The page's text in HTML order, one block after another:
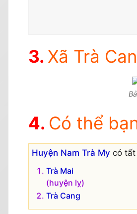
Xã Trà
Có thể
Huyện Nam Trà My có tất
Trà Mai
(huyện lỵ)
Trà Cang